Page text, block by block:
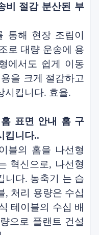
비 절감 분산된 부
통해 현장 조립이
로 대량 운송에 용
에서도 쉽게 이동
을 크게 절감하고
시킵니다. 효율.
표면 안내 홈 구
킵니다..
블의 홈을 나선형
혁신으로, 나선형
니다. 농축기 는 습
, 처리 용량은 수십
테이블의 수십 배
으로 플랜트 건설